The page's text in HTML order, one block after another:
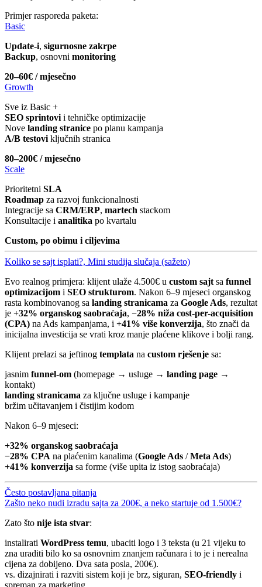
Primjer rasporeda paketa:
Basic
Update-i, sigurnosne zakrpe
Backup, osnovni monitoring
20–60€ / mjesečno
Growth
Sve iz Basic +
SEO sprintovi i tehničke optimizacije
Nove landing stranice po planu kampanja
A/B testovi ključnih stranica
80–200€ / mjesečno
Scale
Prioritetni SLA
Roadmap za razvoj funkcionalnosti
Integracije sa CRM/ERP, martech stackom
Konsultacije i analitika po kvartalu
Custom, po obimu i ciljevima
Koliko se sajt isplati?, Mini studija slučaja (sažeto)
Evo realnog primjera: klijent ulaže 4.500€ u custom sajt sa funnel
optimizacijom i SEO strukturom. Nakon 6–9 mjeseci organskog
rasta kombinovanog sa landing stranicama za Google Ads, rezultat
je +32% organskog saobraćaja, −28% niža cost-per-acquisition
(CPA) na Ads kampanjama, i +41% više konverzija, što znači da
inicijalna investicija se vrati kroz manje plaćene klikove i bolji rang.
Klijent prelazi sa jeftinog templata na custom rješenje sa:
jasnim funnel-om (homepage → usluge → landing page →
kontakt)
landing stranicama za ključne usluge i kampanje
bržim učitavanjem i čistijim kodom
Nakon 6–9 mjeseci:
+32% organskog saobraćaja
−28% CPA na plaćenim kanalima (Google Ads /Meta Ads)
+41% konverzija sa forme (više upita iz istog saobraćaja)
Često postavljana pitanja
Zašto neko nudi izradu sajta za 200€, a neko startuje od 1.500€?
Zato što nije ista stvar:
instalirati WordPress temu, ubaciti logo i 3 teksta (u 21 vijeku to
zna uraditi bilo ko sa osnovnim znanjem računara i to je i nerealna
cijena za dobijeno. Dva sata posla, 200€).
vs. dizajnirati i razviti sistem koji je brz, siguran, SEO-friendly i
spreman za marketing